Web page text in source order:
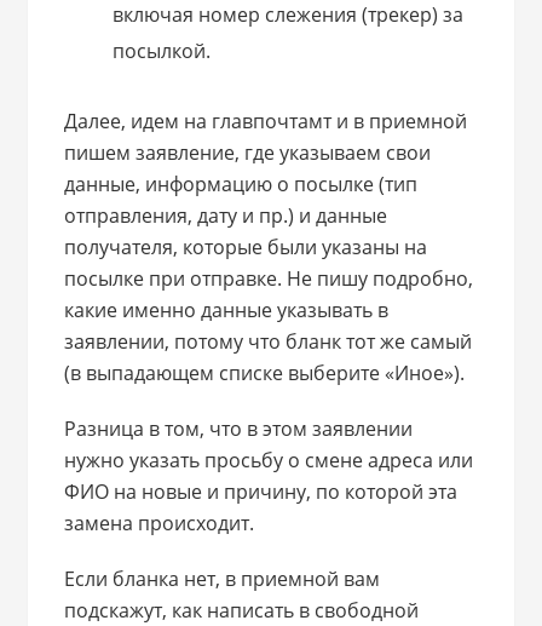
включая номер слежения (трекер) за
посылкой.
Далее, идем на главпочтамт и в приемной
пишем заявление, где указываем свои
данные, информацию о посылке (тип
отправления, дату и пр.) и данные
получателя, которые были указаны на
посылке при отправке. Не пишу подробно,
какие именно данные указывать в
заявлении, потому что бланк тот же самый
(в выпадающем списке выберите «Иное»).
Разница в том, что в этом заявлении
нужно указать просьбу о смене адреса или
ФИО на новые и причину, по которой эта
замена происходит.
Если бланка нет, в приемной вам
подскажут, как написать в свободной